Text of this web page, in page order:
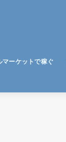
マーケットで稼ぐ